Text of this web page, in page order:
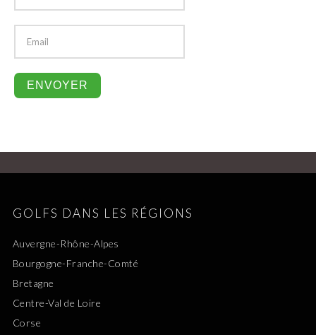
GOLFS DANS LES RÉGIONS
Auvergne-Rhône-Alpes
Bourgogne-Franche-Comté
Bretagne
Centre-Val de Loire
Corse